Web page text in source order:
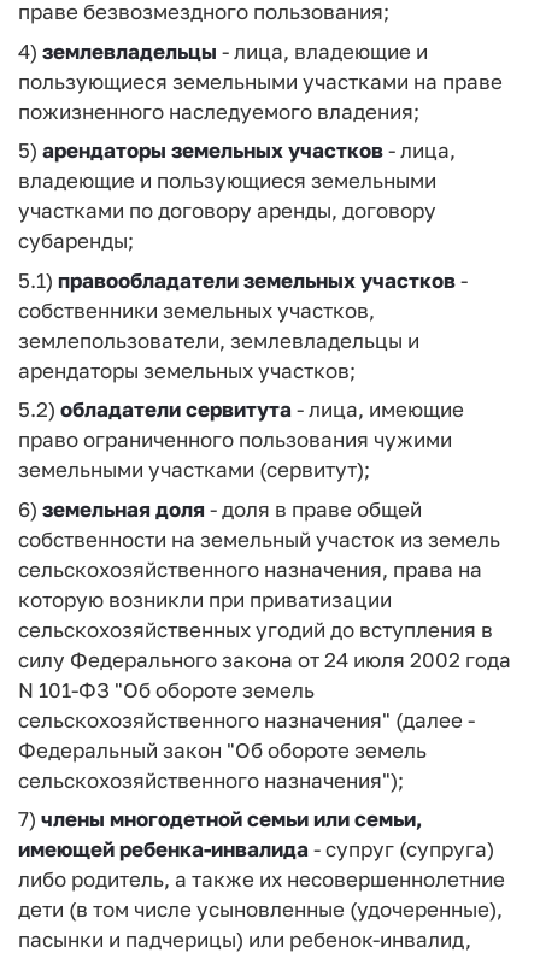
праве безвозмездного пользования;
4) землевладельцы - лица, владеющие и
пользующиеся земельными участками на праве
пожизненного наследуемого владения;
5) арендаторы земельных участков- лица,
владеющие и пользующиеся земельными
участками по договору аренды, договору
субаренды;
5.1) правообладатели земельных участков-
собственники земельных участков,
землепользователи, землевладельцы и
арендаторы земельных участков;
5.2) обладатели сервитута- лица, имеющие
право ограниченного пользования чужими
земельными участками (сервитут);
6) земельная доля - доля в праве общей
собственности на земельный участок из земель
сельскохозяйственного назначения, права на
которую возникли при приватизации
сельскохозяйственных угодий до вступления в
силу Федерального закона от 24 июля 2002 года
N 101-ФЗ "Об обороте земель
сельскохозяйственного назначения" (далее -
Федеральный закон "Об обороте земель
сельскохозяйственного назначения");
7) члены многодетной семьи или семьи,
имеющей ребенка-инвалида- супруг (супруга)
либо родитель, а также их несовершеннолетние
дети (в том числе усыновленные (удочеренные),
пасынки и падчерицы) или ребенок-инвалид,